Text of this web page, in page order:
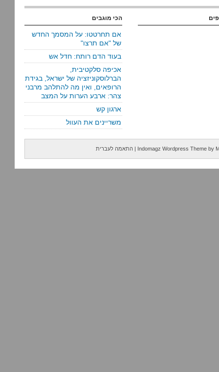
הכי מוגבים
אם תחרטטו: על המסמך החדש
של "אם תרצו"
בעוד הדם רותח: חדל אש
אכיפה סלקטיבית,
הברלוסקוניזציה של ישראל, בגידת
הרופאים, ואין מה להתלהב מרבני
צהר: ארבע הערות על המצב
ארגון קש
משריינים את העוול
Indomagz Wordpress Theme by
| התאמה לעברית